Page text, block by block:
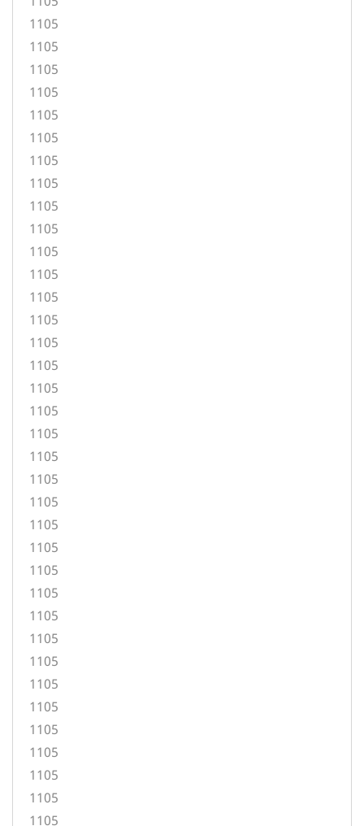
1105
1105
1105
1105
1105
1105
1105
1105
1105
1105
1105
1105
1105
1105
1105
1105
1105
1105
1105
1105
1105
1105
1105
1105
1105
1105
1105
1105
1105
1105
1105
1105
1105
1105
1105
1105